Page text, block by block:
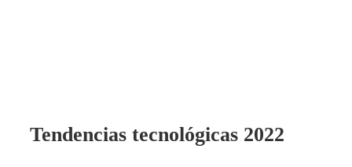
Tendencias tecnológicas 2022